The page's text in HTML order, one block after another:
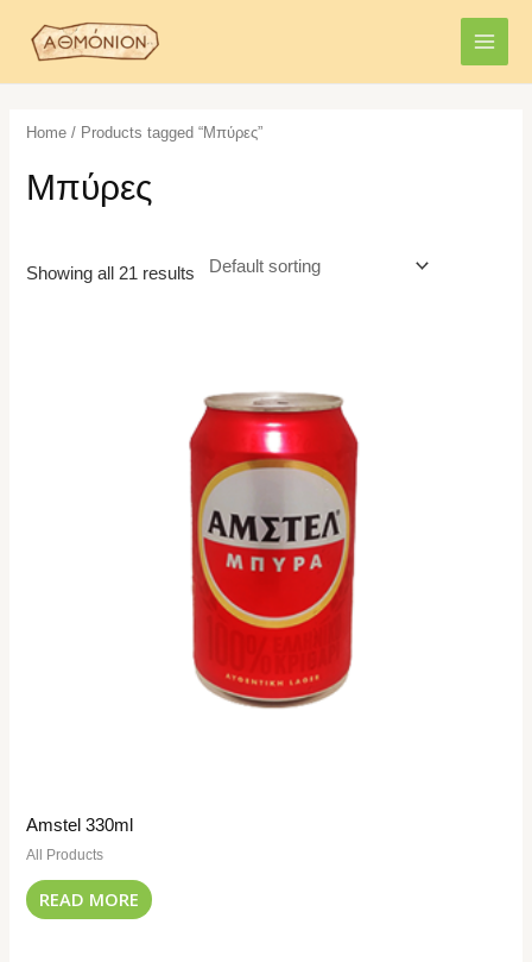
content
Home / Products tagged “Μπύρες”
Μπύρες
Showing all 21 results
Amstel 330ml
All Products
READ MORE